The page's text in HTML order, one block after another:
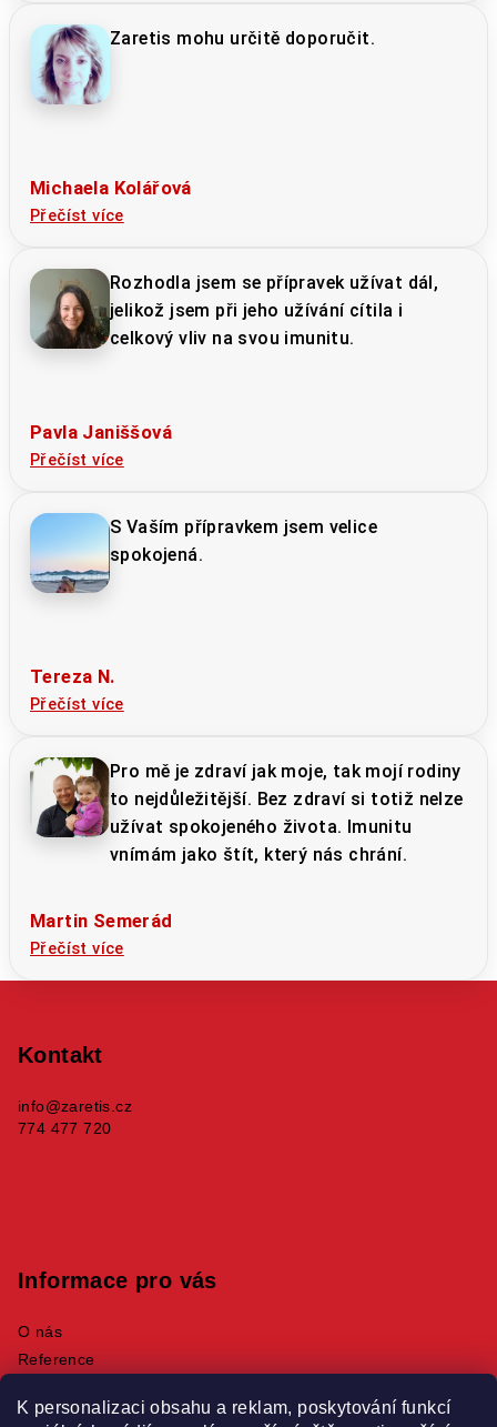
K personalizaci obsahu a reklam, poskytování funkcí
Zaretis mohu určitě doporučit.
Michaela Kolářová
Přečíst více
Rozhodla jsem se přípravek užívat dál,
jelikož jsem při jeho užívání cítila i
celkový vliv na svou imunitu.
Pavla Janiššová
Přečíst více
S Vaším přípravkem jsem velice
spokojená.
Tereza N.
Přečíst více
Pro mě je zdraví jak moje, tak mojí rodiny
to nejdůležitější. Bez zdraví si totiž nelze
užívat spokojeného života. Imunitu
vnímám jako štít, který nás chrání.
Martin Semerád
Přečíst více
Kontakt
info@zaretis.cz
774 477 720
Informace pro vás
O nás
Reference
Obchodní podmínky